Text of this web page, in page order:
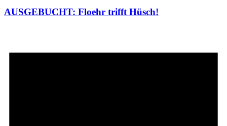
AUSGEBUCHT: Floehr trifft Hüsch!